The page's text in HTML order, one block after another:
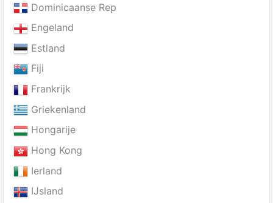
Dominicaanse Rep
Engeland
Estland
Fiji
Frankrijk
Griekenland
Hongarije
Hong Kong
Ierland
IJsland